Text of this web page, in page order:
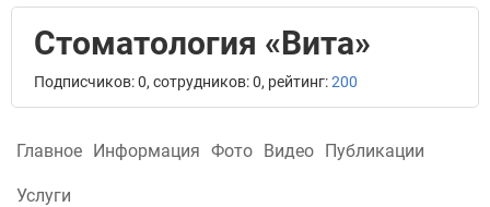
Стоматология «Вита»
Подписчиков: 0, сотрудников: 0, рейтинг:200
Главное Информация Фото Видео Публикации
Услуги